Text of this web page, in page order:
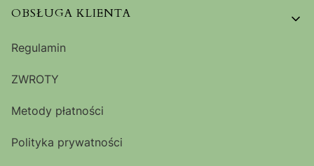
OBSŁUGA KLIENTA
Regulamin
ZWROTY
Metody płatności
Polityka prywatności